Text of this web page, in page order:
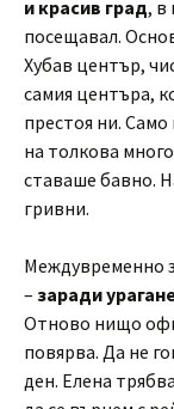
и красив град, в
посещавал.
Хубав център,
самия центъра,
престоя ни.
на толкова
ставаше бавно.
гривни.
Междувременно
– заради
Отново нищо
повярва. Да не
ден. Елена